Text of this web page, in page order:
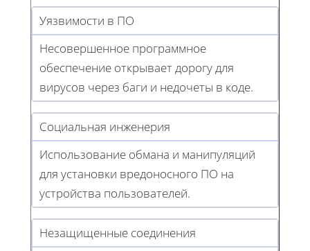
Уязвимости в ПО
Несовершенное программное
обеспечение открывает дорогу для
вирусов через баги и недочеты в коде.
Социальная инженерия
Использование обмана и манипуляций
для установки вредоносного ПО на
устройства пользователей.
Незащищенные соединения